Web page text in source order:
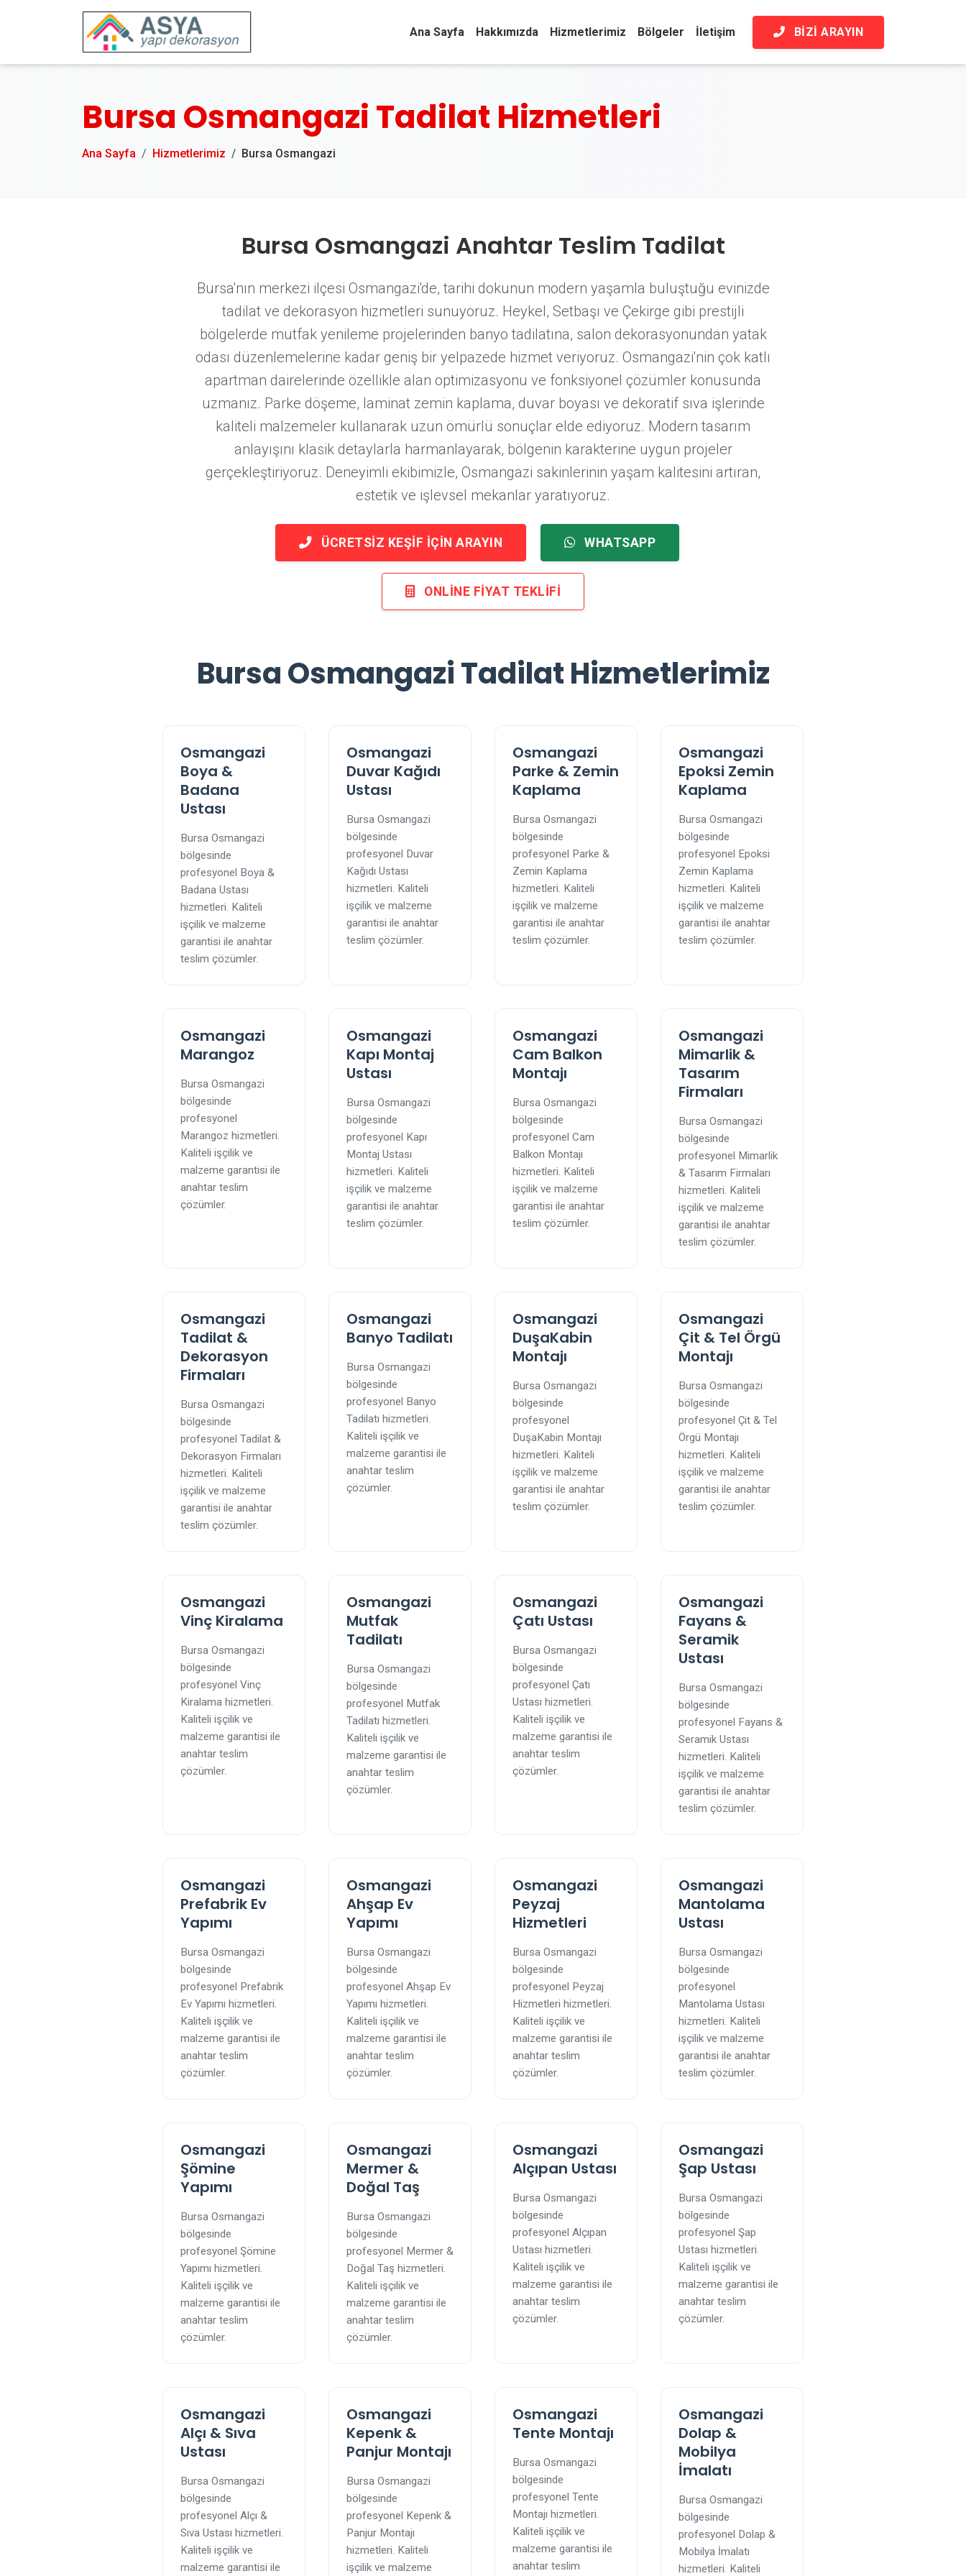
Ana Sayfa Hakkımızda Hizmetlerimiz Bölgeler İletişim BIZI ARAYIN
Bursa Osmangazi Tadilat Hizmetleri
Ana Sayfa Hizmetlerimiz Bursa Osmangazi
Bursa Osmangazi Anahtar Teslim Tadilat
Bursa'nın merkezi ilçesi Osmangazi'de, tarihi dokunun modern yaşamla buluştuğu evinizde
tadilat ve dekorasyon hizmetleri sunuyoruz. Heykel, Setbaşı ve Çekirge gibi prestijli
bölgelerde mutfak yenileme projelerinden banyo tadilatına, salon dekorasyonundan yatak
odası düzenlemelerine kadar geniş bir yelpazede hizmet veriyoruz. Osmangazi'nin çok katlı
apartman dairelerinde özellikle alan optimizasyonu ve fonksiyonel çözümler konusunda
uzmanız. Parke döşeme, laminat zemin kaplama, duvar boyası ve dekoratif sıva işlerinde
kaliteli malzemeler kullanarak uzun ömürlü sonuçlar elde ediyoruz. Modern tasarım
anlayışını klasik detaylarla harmanlayarak, bölgenin karakterine uygun projeler
gerçekleştiriyoruz. Deneyimli ekibimizle, Osmangazi sakinlerinin yaşam kalitesini artıran,
estetik ve işlevsel mekanlar yaratıyoruz.
ÜCRETSIZ KEŞIF İÇIN ARAYIN WHATSAPP
ONLINE FIYAT TEKLIFI
Bursa Osmangazi Tadilat Hizmetlerimiz
Osmangazi
Boya &
Badana
Ustası
Bursa Osmangazi
bölgesinde
profesyonel Boya &
Badana Ustası
hizmetleri. Kaliteli
işçilik ve malzeme
garantisi ile anahtar
teslim çözümler.
Osmangazi
Duvar Kağıdı
Ustası
Bursa Osmangazi
bölgesinde
profesyonel Duvar
Kağıdı Ustası
hizmetleri. Kaliteli
işçilik ve malzeme
garantisi ile anahtar
teslim çözümler.
Osmangazi
Parke & Zemin
Kaplama
Bursa Osmangazi
bölgesinde
profesyonel Parke &
Zemin Kaplama
hizmetleri. Kaliteli
işçilik ve malzeme
garantisi ile anahtar
teslim çözümler.
Osmangazi
Epoksi Zemin
Kaplama
Bursa Osmangazi
bölgesinde
profesyonel Epoksi
Zemin Kaplama
hizmetleri. Kaliteli
işçilik ve malzeme
garantisi ile anahtar
teslim çözümler.
Osmangazi
Marangoz
Bursa Osmangazi
bölgesinde
profesyonel
Marangoz hizmetleri.
Kaliteli işçilik ve
malzeme garantisi ile
anahtar teslim
çözümler.
Osmangazi
Kapı Montaj
Ustası
Bursa Osmangazi
bölgesinde
profesyonel Kapı
Montaj Ustası
hizmetleri. Kaliteli
işçilik ve malzeme
garantisi ile anahtar
teslim çözümler.
Osmangazi
Cam Balkon
Montajı
Bursa Osmangazi
bölgesinde
profesyonel Cam
Balkon Montajı
hizmetleri. Kaliteli
işçilik ve malzeme
garantisi ile anahtar
teslim çözümler.
Osmangazi
Mimarlik &
Tasarım
Firmaları
Bursa Osmangazi
bölgesinde
profesyonel Mimarlik
& Tasarım Firmaları
hizmetleri. Kaliteli
işçilik ve malzeme
garantisi ile anahtar
teslim çözümler.
Osmangazi
Tadilat &
Dekorasyon
Firmaları
Bursa Osmangazi
bölgesinde
profesyonel Tadilat &
Dekorasyon Firmaları
hizmetleri. Kaliteli
işçilik ve malzeme
garantisi ile anahtar
teslim çözümler.
Osmangazi
Banyo Tadilatı
Bursa Osmangazi
bölgesinde
profesyonel Banyo
Tadilatı hizmetleri.
Kaliteli işçilik ve
malzeme garantisi ile
anahtar teslim
çözümler.
Osmangazi
DuşaKabin
Montajı
Bursa Osmangazi
bölgesinde
profesyonel
DuşaKabin Montajı
hizmetleri. Kaliteli
işçilik ve malzeme
garantisi ile anahtar
teslim çözümler.
Osmangazi
Çit & Tel Örgü
Montajı
Bursa Osmangazi
bölgesinde
profesyonel Çit & Tel
Örgü Montajı
hizmetleri. Kaliteli
işçilik ve malzeme
garantisi ile anahtar
teslim çözümler.
Osmangazi
Vinç Kiralama
Bursa Osmangazi
bölgesinde
profesyonel Vinç
Kiralama hizmetleri.
Kaliteli işçilik ve
malzeme garantisi ile
anahtar teslim
çözümler.
Osmangazi
Mutfak
Tadilatı
Bursa Osmangazi
bölgesinde
profesyonel Mutfak
Tadilatı hizmetleri.
Kaliteli işçilik ve
malzeme garantisi ile
anahtar teslim
çözümler.
Osmangazi
Çatı Ustası
Bursa Osmangazi
bölgesinde
profesyonel Çatı
Ustası hizmetleri.
Kaliteli işçilik ve
malzeme garantisi ile
anahtar teslim
çözümler.
Osmangazi
Fayans &
Seramik
Ustası
Bursa Osmangazi
bölgesinde
profesyonel Fayans &
Seramik Ustası
hizmetleri. Kaliteli
işçilik ve malzeme
garantisi ile anahtar
teslim çözümler.
Osmangazi
Prefabrik Ev
Yapımı
Bursa Osmangazi
bölgesinde
profesyonel Prefabrik
Ev Yapımı hizmetleri.
Kaliteli işçilik ve
malzeme garantisi ile
anahtar teslim
çözümler.
Osmangazi
Ahşap Ev
Yapımı
Bursa Osmangazi
bölgesinde
profesyonel Ahşap Ev
Yapımı hizmetleri.
Kaliteli işçilik ve
malzeme garantisi ile
anahtar teslim
çözümler.
Osmangazi
Peyzaj
Hizmetleri
Bursa Osmangazi
bölgesinde
profesyonel Peyzaj
Hizmetleri hizmetleri.
Kaliteli işçilik ve
malzeme garantisi ile
anahtar teslim
çözümler.
Osmangazi
Mantolama
Ustası
Bursa Osmangazi
bölgesinde
profesyonel
Mantolama Ustası
hizmetleri. Kaliteli
işçilik ve malzeme
garantisi ile anahtar
teslim çözümler.
Osmangazi
Şömine
Yapımı
Bursa Osmangazi
bölgesinde
profesyonel Şömine
Yapımı hizmetleri.
Kaliteli işçilik ve
malzeme garantisi ile
anahtar teslim
çözümler.
Osmangazi
Mermer &
Doğal Taş
Bursa Osmangazi
bölgesinde
profesyonel Mermer &
Doğal Taş hizmetleri.
Kaliteli işçilik ve
malzeme garantisi ile
anahtar teslim
çözümler.
Osmangazi
Alçıpan Ustası
Bursa Osmangazi
bölgesinde
profesyonel Alçıpan
Ustası hizmetleri.
Kaliteli işçilik ve
malzeme garantisi ile
anahtar teslim
çözümler.
Osmangazi
Şap Ustası
Bursa Osmangazi
bölgesinde
profesyonel Şap
Ustası hizmetleri.
Kaliteli işçilik ve
malzeme garantisi ile
anahtar teslim
çözümler.
Osmangazi
Alçı & Sıva
Ustası
Bursa Osmangazi
bölgesinde
profesyonel Alçı &
Sıva Ustası hizmetleri.
Kaliteli işçilik ve
malzeme garantisi ile
Osmangazi
Kepenk &
Panjur Montajı
Bursa Osmangazi
bölgesinde
profesyonel Kepenk &
Panjur Montajı
hizmetleri. Kaliteli
işçilik ve malzeme
Osmangazi
Tente Montajı
Bursa Osmangazi
bölgesinde
profesyonel Tente
Montajı hizmetleri.
Kaliteli işçilik ve
malzeme garantisi ile
anahtar teslim
Osmangazi
Dolap &
Mobilya
İmalatı
Bursa Osmangazi
bölgesinde
profesyonel Dolap &
Mobilya İmalatı
hizmetleri. Kaliteli